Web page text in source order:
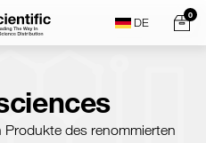
0
des renommierten